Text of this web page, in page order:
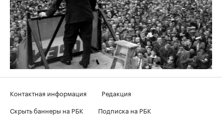
Контактная информация
Редакция
Скрыть баннеры на РБК
Подписка на РБК